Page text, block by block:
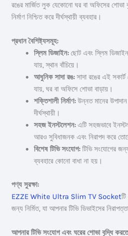
রঙের মার্জিত লুক যেকোনো ঘর বা অফিসের
নির্মাণ নিশ্চিত করে দীর্ঘস্থায়ী ব্যবহার।
প্রধান বৈশিষ্ট্যসমূহ:
স্লিম ডিজাইন: ছোট এবং স্লিম
যায়, স্থান বাঁচিয়ে।
আধুনিক সাদা রঙ: সাদা রঙের এই সকার্ট
যায়, ঘর বা অফিসে শোভা বাড়ায়।
শক্তিশালী নির্মাণ: উন্নত মানের
দীর্ঘস্থায়ী।
সহজ ইনস্টলেশন: এটি সহজভাবে
আরও সুবিধাজনক এবং নিরাপদ করে
বিশেষ টিভি সংযোগ: টিভি সংযোগের
ব্যবহারে কোনো বাধা না হয়।
পণ্য সুরক্ষা:
EZZE White Ultra Slim TV Socket
জন্য নির্মিত, যা আপনার টিভি ডিভাইসের
আপনার টিভি সংযোগ এবং ঘরের শোভা বৃদ্ধি